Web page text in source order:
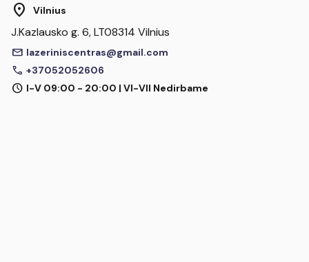
location_on Vilnius
J.Kazlausko g. 6, LT08314 Vilnius
mail lazeriniscentras@gmail.com
call +37052052606
schedule I-V 09:00 - 20:00 | VI-VII Nedirbame